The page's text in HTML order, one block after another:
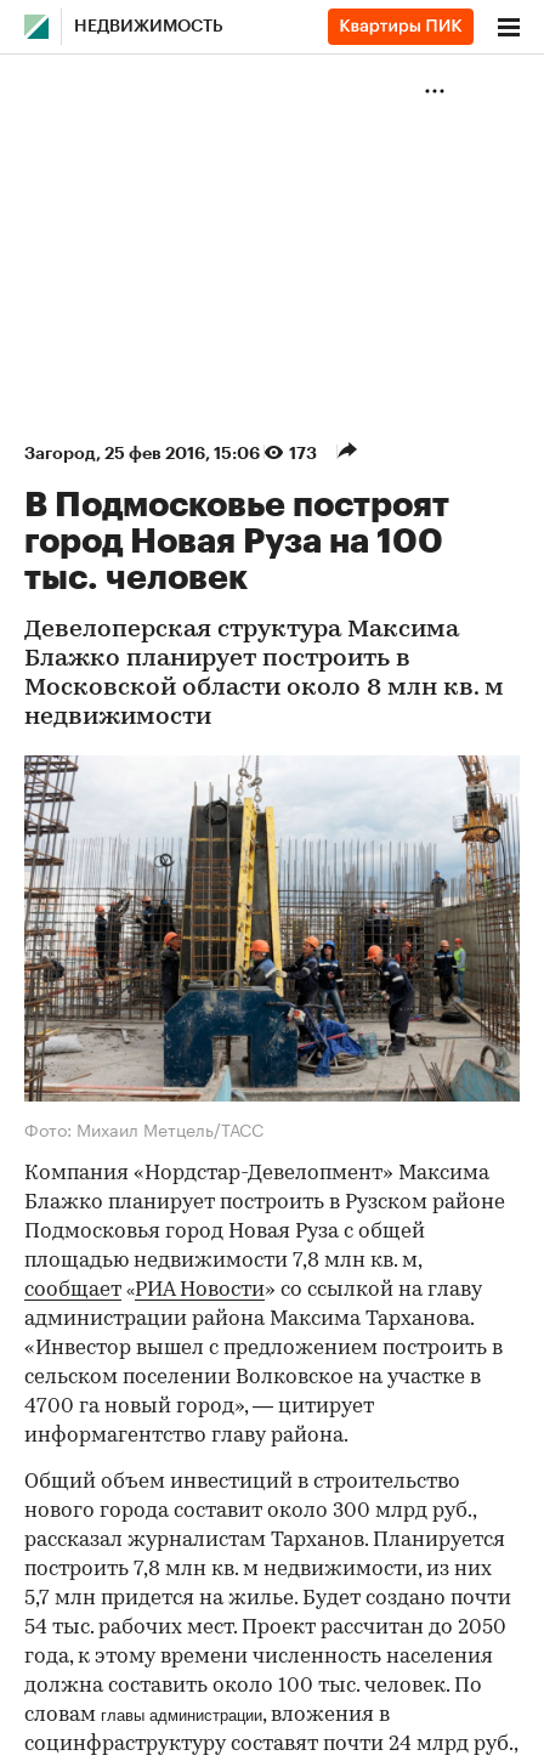
НЕДВИЖИМОСТЬ
Загород⁠, 25 фев 2016, 15:06 173
В Подмосковье построят
город Новая Руза на 100
тыс. человек
Девелоперская структура Максима
Блажко планирует построить в
Московской области около 8 млн кв. м
недвижимости
Фото: Михаил Метцель/ТАСС
Компания «Нордстар-Девелопмент» Максима
Блажко планирует построить в Рузском районе
Подмосковья город Новая Руза с общей
площадью недвижимости 7,8 млн кв. м,
сообщает «РИА Новости» со ссылкой на главу
администрации района Максима Тарханова.
«Инвестор вышел с предложением построить в
сельском поселении Волковское на участке в
4700 га новый город», — цитирует
информагентство главу района.
Общий объем инвестиций в строительство
нового города составит около 300 млрд руб.,
рассказал журналистам Тарханов. Планируется
построить 7,8 млн кв. м недвижимости, из них
5,7 млн придется на жилье. Будет создано почти
54 тыс. рабочих мест. Проект рассчитан до 2050
года, к этому времени численность населения
должна составить около 100 тыс. человек. По
словам главы администрации, вложения в
социнфраструктуру составят почти 24 млрд руб.,